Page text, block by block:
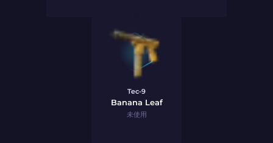
Tec-9
Banana Leaf
未使用